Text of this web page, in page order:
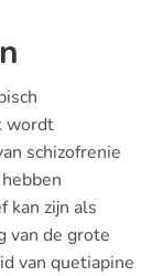
wordt
schizofrenie
kan zijn als
van de grote
van quetiapine